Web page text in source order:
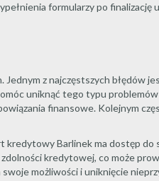
formularzy po finalizację
z najczęstszych błędów
uniknąć tego typu
finansowe. Kolejnym
Barlinek ma dostęp do
kredytowej, co może
możliwości i uniknięcie